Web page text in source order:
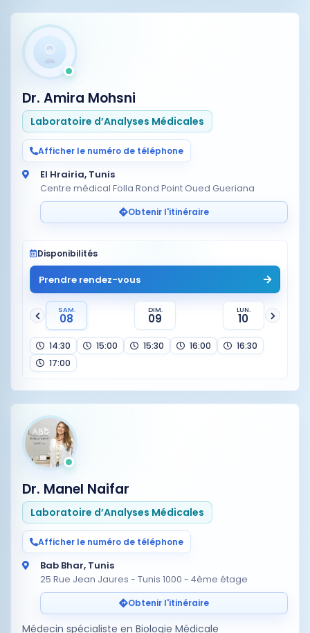
Dr. Amira Mohsni
Laboratoire d’Analyses Médicales
Afficher le numéro de téléphone
El Hrairia, Tunis
Centre médical Folla Rond Point Oued Gueriana
Obtenir l'itinéraire
Disponibilités
Prendre rendez-vous
SAM.
08
DIM.
09
LUN.
10
14:30 15:00 15:30 16:00
16:30
17:00
Dr. Manel Naifar
Laboratoire d’Analyses Médicales
Afficher le numéro de téléphone
Bab Bhar, Tunis
25 Rue Jean Jaures - Tunis 1000 - 4ème étage
Obtenir l'itinéraire
Médecin spécialiste en Biologie Médicale